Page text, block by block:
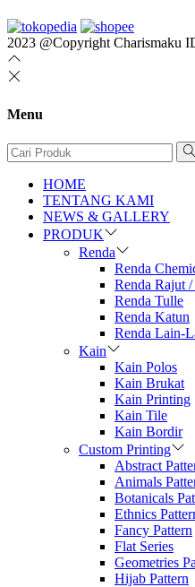
2023 @Copyright Charismaku
Menu
HOME
TENTANG KAMI
NEWS & GALLERY
PRODUK
Renda
Renda
Renda Rajut
Renda Tulle
Renda Katun
Renda Lain-
Kain
Kain Polos
Kain Brukat
Kain Printing
Kain Tile
Kain Bordir
Custom Printing
Abstract
Animals
Botanicals
Ethnics
Fancy Pattern
Flat Series
Geometries
Hijab Pattern